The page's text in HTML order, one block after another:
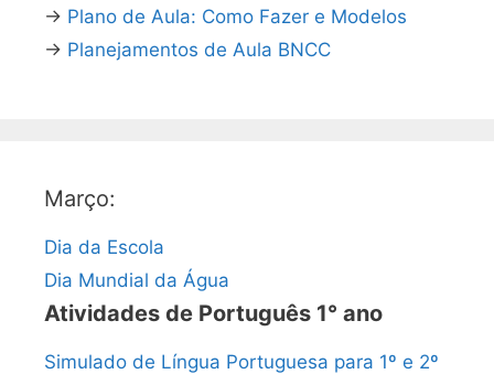
→ Plano de Aula: Como Fazer e Modelos
→ Planejamentos de Aula BNCC
Março:
Dia da Escola
Dia Mundial da Água
Atividades de Português 1° ano
Simulado de Língua Portuguesa para 1º e 2º